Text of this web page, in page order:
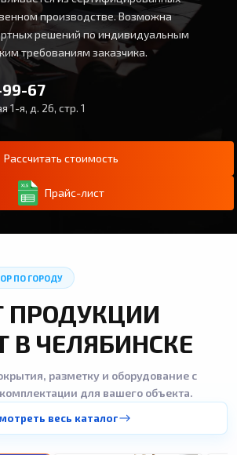
производстве. Возможна
решений по индивидуальным
требованиям заказчика.
67
1-я, д. 26, стр. 1
Рассчитать стоимость
Прайс-лист
ПО ГОРОДУ
ПРОДУКЦИИ
В ЧЕЛЯБИНСКЕ
разметку и оборудование с
для вашего объекта.
весь каталог